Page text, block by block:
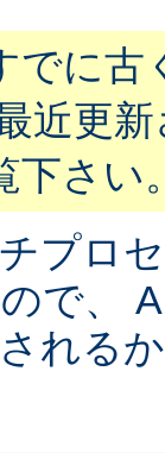
でに古
近更
下さい
プロ
で、
れる